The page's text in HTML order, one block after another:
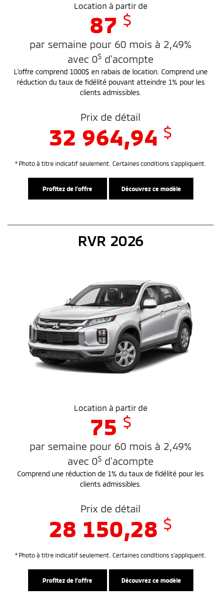
Location à partir de
87 $
par semaine pour 60 mois à 2,49%
avec 0$ d'acompte
L'offre comprend 1000$ en rabais de location. Comprend une
réduction du taux de fidélité pouvant atteindre 1% pour les
clients admissibles.
Prix de détail
32 964,94 $
* Photo à titre indicatif seulement. Certaines conditions s'appliquent.
Profitez de l'offre Découvrez ce modèle
RVR 2026
Location à partir de
75 $
par semaine pour 60 mois à 2,49%
avec 0$ d'acompte
Comprend une réduction de 1% du taux de fidélité pour les
clients admissibles.
Prix de détail
28 150,28 $
* Photo à titre indicatif seulement. Certaines conditions s'appliquent.
Profitez de l'offre Découvrez ce modèle